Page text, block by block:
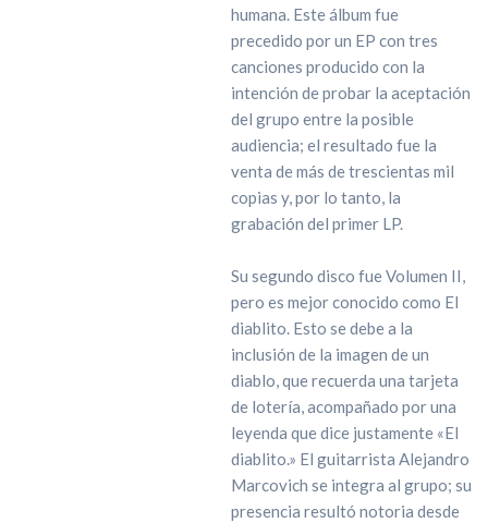
humana. Este álbum fue
precedido por un EP con tres
canciones producido con la
intención de probar la aceptación
del grupo entre la posible
audiencia; el resultado fue la
venta de más de trescientas mil
copias y, por lo tanto, la
grabación del primer LP.
Su segundo disco fue Volumen II,
pero es mejor conocido como El
diablito. Esto se debe a la
inclusión de la imagen de un
diablo, que recuerda una tarjeta
de lotería, acompañado por una
leyenda que dice justamente «El
diablito.» El guitarrista Alejandro
Marcovich se integra al grupo; su
presencia resultó notoria desde